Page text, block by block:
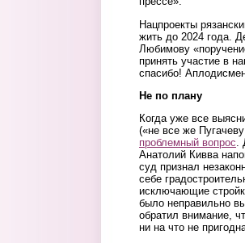
Нацпроекты
жить до 2024 года.
Любимову
принять участие в
спасибо!
Не по плану
Когда уже все
(«не все же
проблемный вопрос.
Анатолий Кивва
суд признал
себе
исключающие
было неправильно
обратил внимание,
ни на что не